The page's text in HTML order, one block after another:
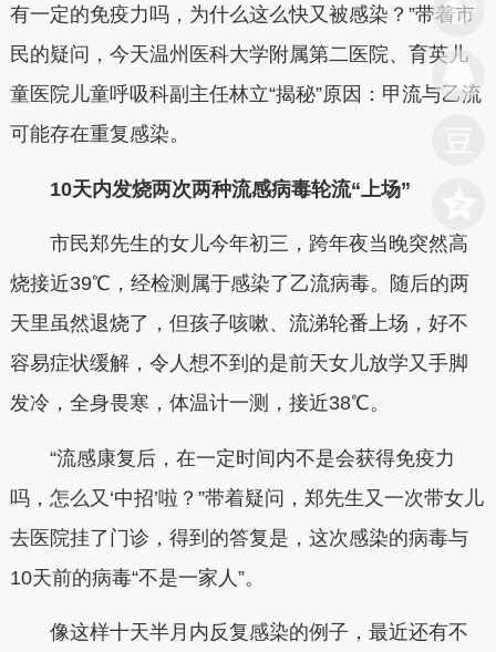
有一定的免疫力吗，为什么这么快又被感染？”带着市
民的疑问，今天温州医科大学附属第二医院、育英儿
童医院儿童呼吸科副主任林立“揭秘”原因：甲流与乙流
可能存在重复感染。
10天内发烧两次两种流感病毒轮流“上场”
市民郑先生的女儿今年初三，跨年夜当晚突然高
烧接近39℃，经检测属于感染了乙流病毒。随后的两
天里虽然退烧了，但孩子咳嗽、流涕轮番上场，好不
容易症状缓解，令人想不到的是前天女儿放学又手脚
发冷，全身畏寒，体温计一测，接近38℃。
“流感康复后，在一定时间内不是会获得免疫力
吗，怎么又‘中招’啦？”带着疑问，郑先生又一次带女儿
去医院挂了门诊，得到的答复是，这次感染的病毒与
10天前的病毒“不是一家人”。
像这样十天半月内反复感染的例子，最近还有不